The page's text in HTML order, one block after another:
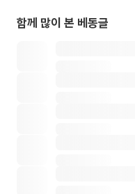
함께 많이 본 베동글